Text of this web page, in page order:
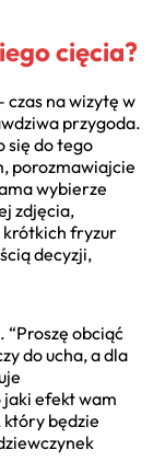
cięcia?
czas na wizytę w
przygoda.
się do tego
porozmawiajcie
wybierze
zdjęcia,
fryzur
decyzji,
“Proszę obciąć
do ucha, a dla
jaki efekt wam
który będzie